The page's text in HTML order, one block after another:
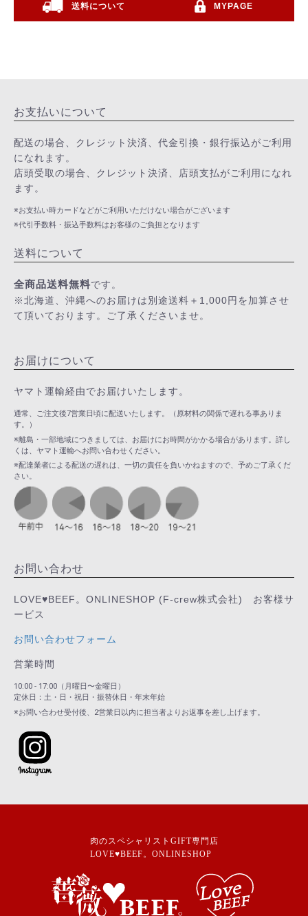
送料について MYPAGE
お支払いについて
配送の場合、クレジット決済、代金引換・銀行振込がご利用
になれます。
店頭受取の場合、クレジット決済、店頭支払がご利用になれ
ます。
※お支払い時カードなどがご利用いただけない場合がございます
※代引手数料・振込手数料はお客様のご負担となります
送料について
全商品送料無料です。
※北海道、沖縄へのお届けは別途送料＋1,000円を加算させ
て頂いております。ご了承くださいませ。
お届けについて
ヤマト運輸経由でお届けいたします。
通常、ご注文後7営業日頃に配送いたします。（原材料の関係で遅れる事ありま
す。）
※離島・一部地域につきましては、お届けにお時間がかかる場合があります。詳し
くは、ヤマト運輸へお問い合わせください。
※配達業者による配送の遅れは、一切の責任を負いかねますので、予めご了承くだ
さい。
お問い合わせ
LOVE♥BEEF。ONLINESHOP (F-crew株式会社) お客様サ
ービス
お問い合わせフォーム
営業時間
10:00 - 17:00（月曜日〜金曜日）
定休日：土・日・祝日・振替休日・年末年始
※お問い合わせ受付後、2営業日以内に担当者よりお返事を差し上げます。
肉のスペシャリストGIFT専門店
LOVE♥BEEF。ONLINESHOP